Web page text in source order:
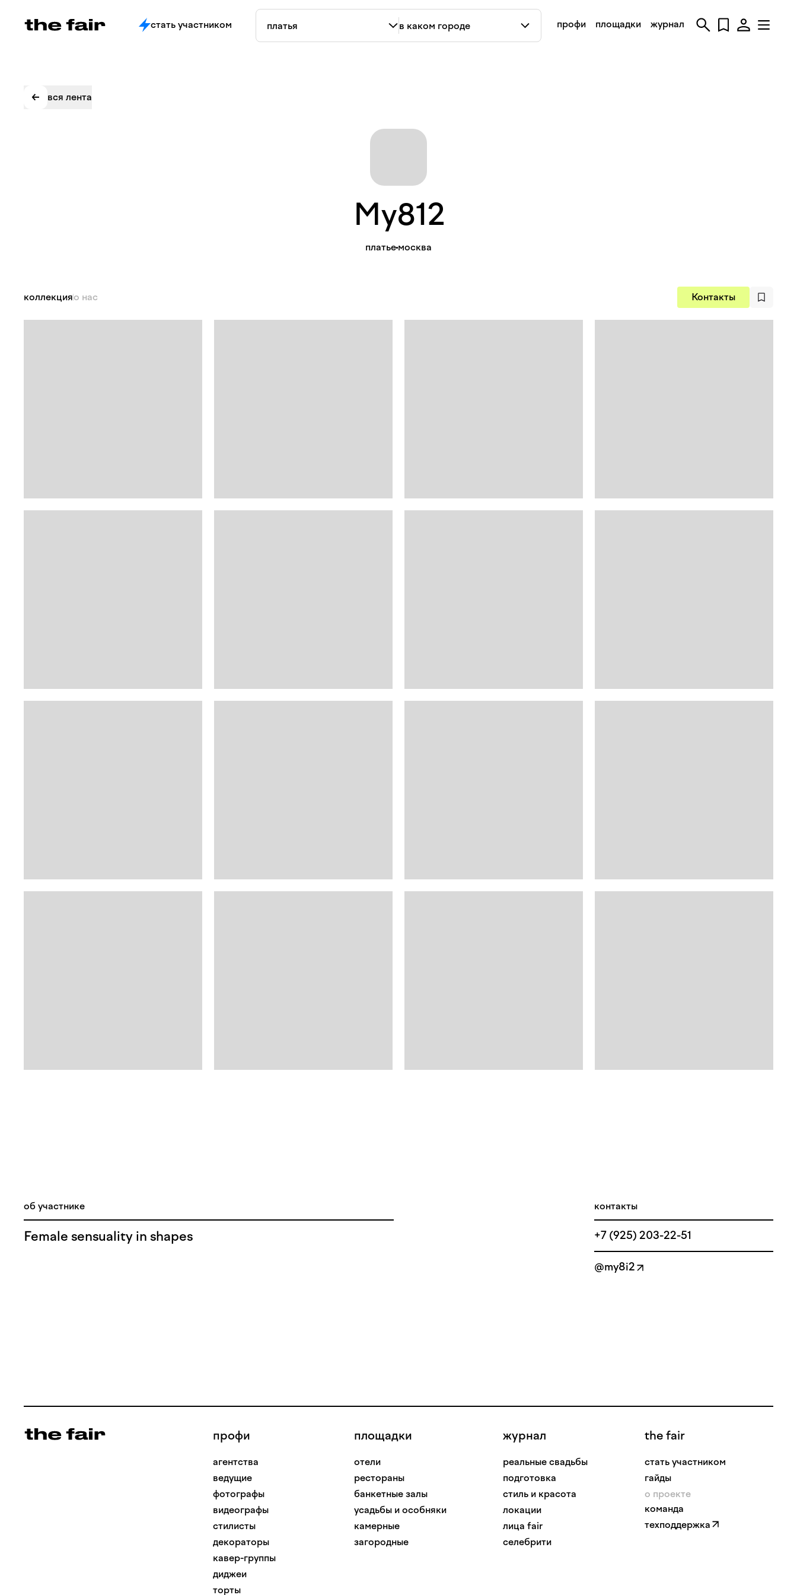
профи площадки журнал
стать участником
вся лента
My812
платье москва
коллекцияо нас Контакты
об участнике
Female sensuality in shapes
контакты
+7 (925) 203-22-51
@my8i2
профи
агентства
ведущие
фотографы
видеографы
стилисты
декораторы
кавер-группы
диджеи
торты
площадки
отели
рестораны
банкетные залы
усадьбы и особняки
камерные
загородные
журнал
реальные свадьбы
подготовка
стиль и красота
локации
лица fair
селебрити
the fair
стать участником
гайды
о проекте
команда
техподдержка